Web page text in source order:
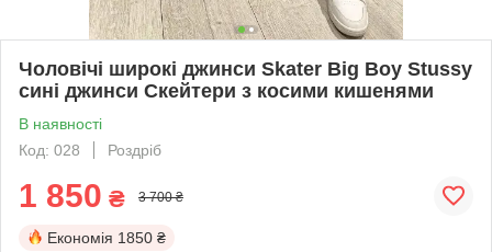
Чоловічі широкі джинси Skater Big Boy Stussy
сині джинси Скейтери з косими кишенями
В наявності
Код: 028
Роздріб
1 850 ₴ 3 700 ₴
Економія 1850 ₴